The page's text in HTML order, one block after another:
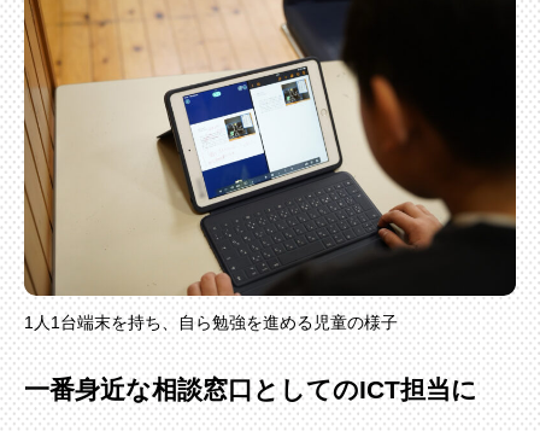
1人1台端末を持ち、自ら勉強を進める児童の様子
一番身近な相談窓口としてのICT担当に